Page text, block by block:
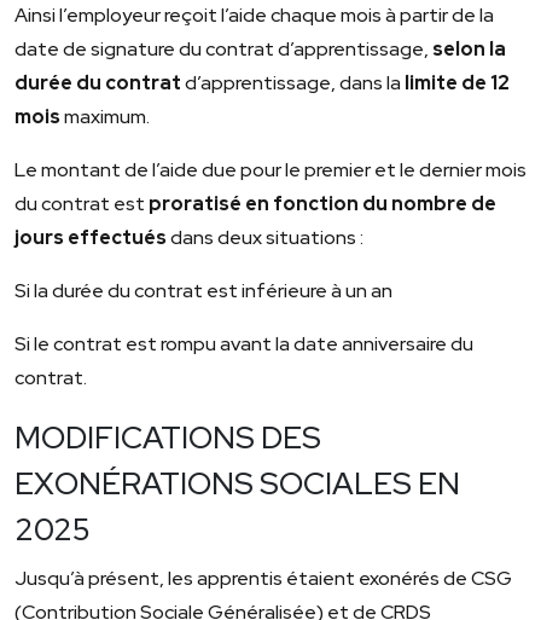
Ainsi l’employeur reçoit l’aide chaque mois à partir de la
date de signature du contrat d’apprentissage, selon la
durée du contratd’apprentissage, dans la limite de 12
moismaximum.
Le montant de l’aide due pour le premier et le dernier mois
du contrat est proratisé en fonction du nombre de
jours effectuésdans deux situations :
Si la durée du contrat est inférieure à un an
Si le contrat est rompu avant la date anniversaire du
contrat.
MODIFICATIONS DES
EXONÉRATIONS SOCIALES EN
2025
Jusqu’à présent, les apprentis étaient exonérés de CSG
(Contribution Sociale Généralisée) et de CRDS